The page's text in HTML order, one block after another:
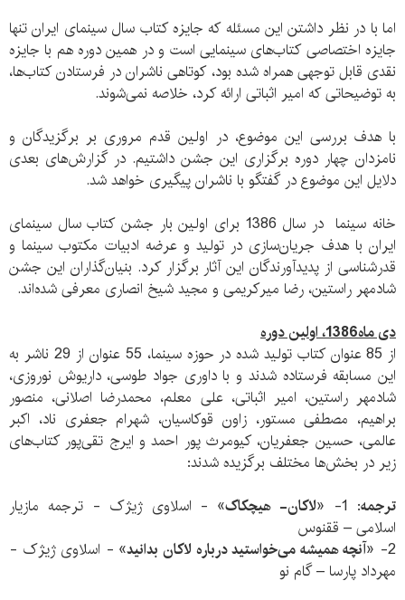
اما با در نظر داشتن این مسئله که جایزه کتاب سال سینمای ایران تنها
جایزه اختصاصی کتاب‌های سینمایی است و در همین دوره هم با جایزه
نقدی قابل توجهی همراه شده بود، کوتاهی ناشران در فرستادن کتاب‌ها،
به توضیحاتی که امیر اثباتی ارائه کرد، خلاصه نمی‌شوند.
با هدف بررسی این موضوع، در اولین قدم مروری بر برگزیدگان و
نامزدان چهار دوره برگزاری این جشن داشتیم. در گزارش‌های بعدی
دلایل این موضوع در گفتگو با ناشران پیگیری خواهد شد.
خانه سینما در سال 1386 برای اولین بار جشن کتاب سال سینمای
ایران با هدف جریان‌سازی در تولید و عرضه ادبیات مکتوب سینما و
قدرشناسی از پدیدآورندگان این آثار برگزار کرد. بنیان‌گذاران این جشن
شادمهر راستین، رضا میرکریمی و مجید شیخ انصاری معرفی شده‌اند.
دی ماه1386، اولین دوره
از 85
عنوان کتاب تولید شده در حوزه سینما، 55 عنوان از 29 ناشر به
این مسابقه فرستاده شدند و با داوری جواد طوسی، داریوش نوروزی،
شادمهر راستین، امیر اثباتی، علی معلم، محمدرضا اصلانی، منصور
براهیم، مصطفی مستور، زاون قوکاسیان، شهرام جعفری ناد، اکبر
عالمی، حسین جعفریان، کیومرث پور احمد و ایرج تقی‌پور کتاب‌های
زیر در بخش‌ها مختلف برگزیده شدند:
ترجمه: 1- «لاکان- هیچکاک» - اسلاوی ژیژک - ترجمه مازیار
اسلامی – ققنوس
2- «آنچه همیشه می‌خواستید درباره لاکان بدانید» - اسلاوی ژیژک -
مهرداد پارسا – گام نو